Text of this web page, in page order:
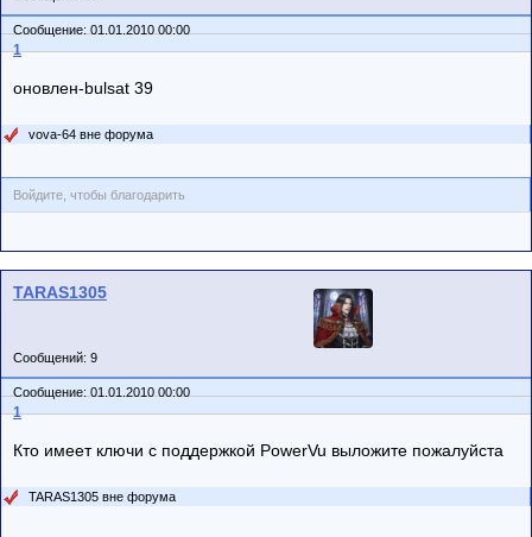
Сообщение: 01.01.2010 00:00
1
оновлен-bulsat 39
vova-64 вне форума
Войдите, чтобы благодарить
TARAS1305
Сообщений: 9
Сообщение: 01.01.2010 00:00
1
Кто имеет ключи с поддержкой PowerVu выложите пожалуйста
TARAS1305 вне форума